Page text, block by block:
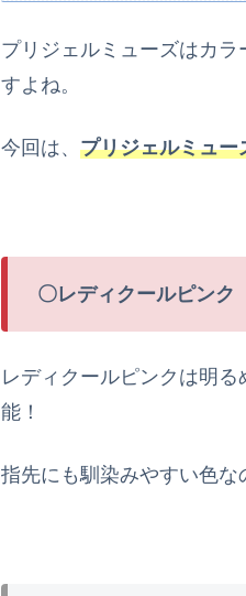
プリジェルミューズはカ
すよね。
今回は、 プリジェルミュー
〇レディクールピンク
レディクールピンクは明
能！
指先にも馴染みやすい色な